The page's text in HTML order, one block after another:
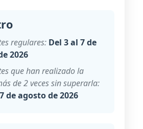
regulares: Del 3 al 7 de
2026
que han realizado la
de 2 veces sin superarla:
de agosto de 2026